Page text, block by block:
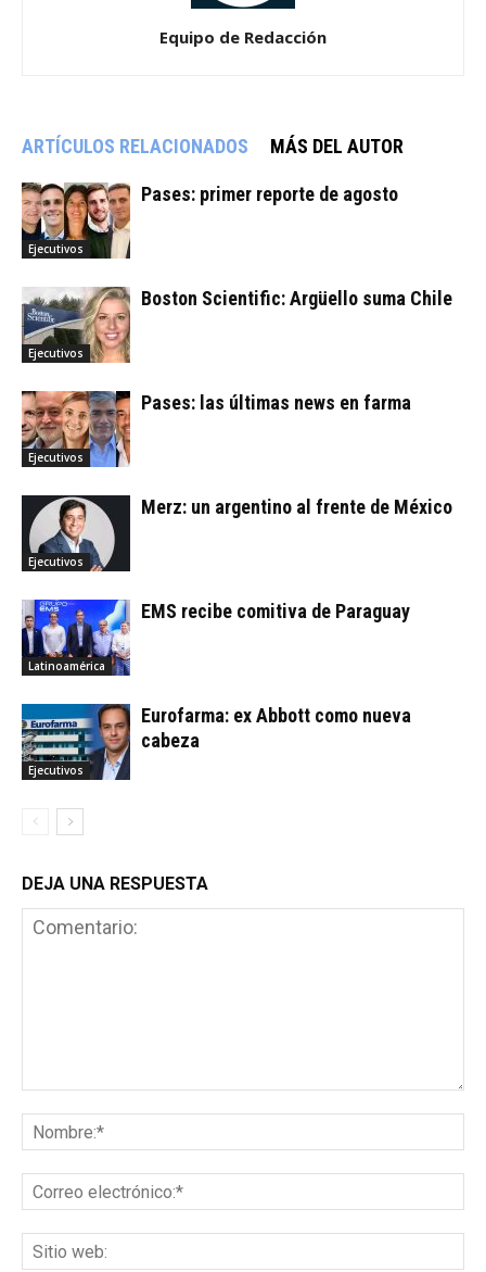
Equipo de Redacción
ARTÍCULOS RELACIONADOS MÁS DEL AUTOR
Ejecutivos
Pases: primer reporte de agosto
Ejecutivos
Boston Scientific: Argüello suma Chile
Ejecutivos
Pases: las últimas news en farma
Ejecutivos
Merz: un argentino al frente de México
Latinoamérica
EMS recibe comitiva de Paraguay
Ejecutivos
Eurofarma: ex Abbott como nueva
cabeza
DEJA UNA RESPUESTA